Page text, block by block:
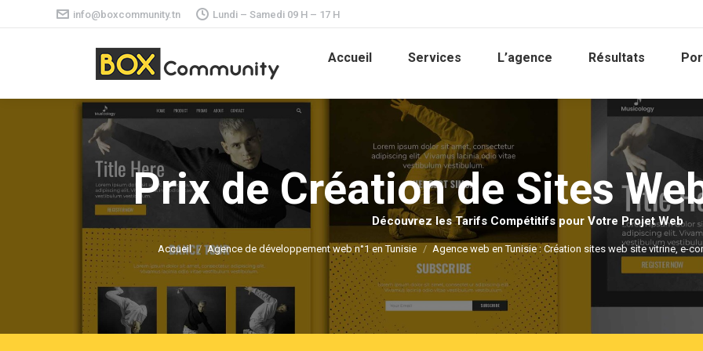
info@boxcommunity.tn Lundi – Samedi 09 H – 17 H
Accueil Services L’agence Résultats
Prix de Création de Sites
Découvrez les Tarifs Compétitifs pour Votre Projet Web
Vous êtes ici :
Accueil Agence de développement web n°1 en Tunisie Agence web en Tunisie : Création sites web site vitrine, e-